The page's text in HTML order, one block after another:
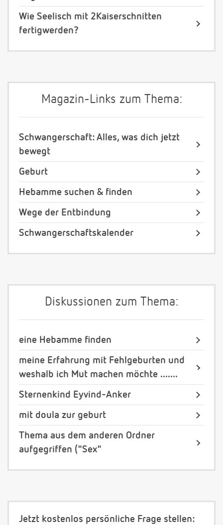
Wie Seelisch mit 2Kaiserschnitten
fertigwerden?
Magazin-Links zum Thema:
Schwangerschaft: Alles, was dich jetzt
bewegt
Geburt
Hebamme suchen & finden
Wege der Entbindung
Schwangerschaftskalender
Diskussionen zum Thema:
eine Hebamme finden
meine Erfahrung mit Fehlgeburten und
weshalb ich Mut machen möchte .......
Sternenkind Eyvind-Anker
mit doula zur geburt
Thema aus dem anderen Ordner
aufgegriffen ("Sex"
Jetzt kostenlos persönliche Frage stellen: